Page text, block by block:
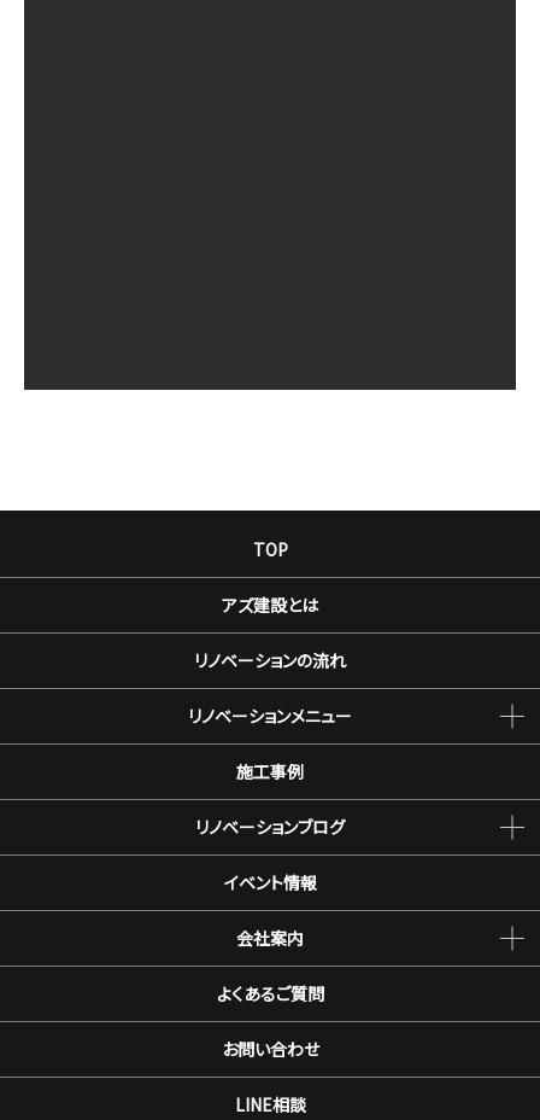
TOP
アズ建設とは
リノベーションの流れ
リノベーションメニュー
施工事例
リノベーションブログ
イベント情報
会社案内
よくあるご質問
お問い合わせ
LINE相談